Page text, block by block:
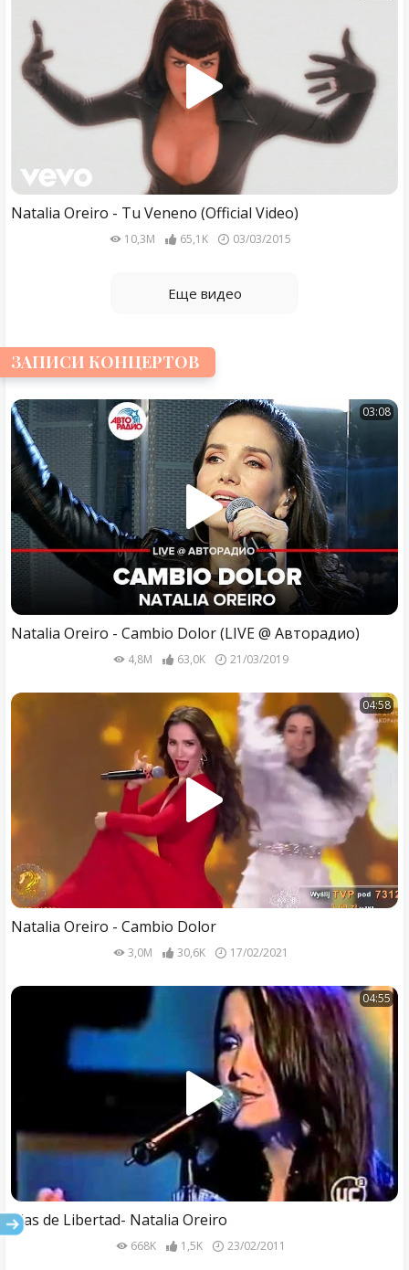
Natalia Oreiro - Tu Veneno (Official Video)
10,3M 65,1K 03/03/2015
Еще видео
ЗАПИСИ КОНЦЕРТОВ
03:08
Natalia Oreiro - Cambio Dolor (LIVE @ Авторадио)
4,8M 63,0K 21/03/2019
04:58
Natalia Oreiro - Cambio Dolor
3,0M 30,6K 17/02/2021
04:55
Alas de Libertad- Natalia Oreiro
668K 1,5K 23/02/2011